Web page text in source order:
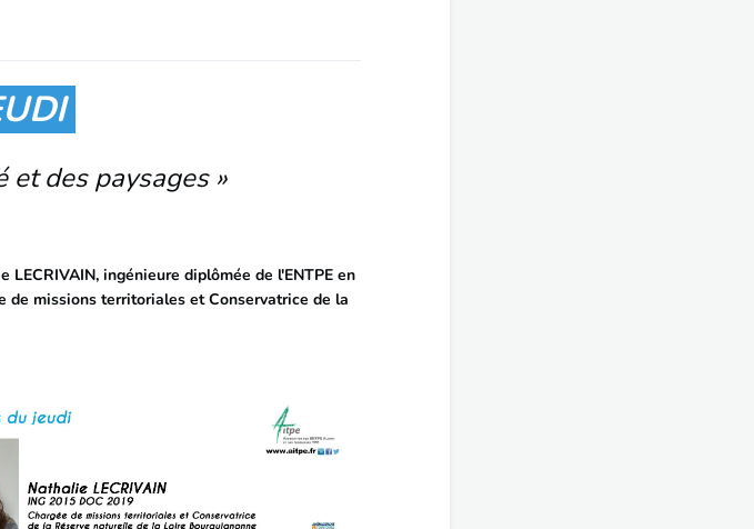
et des paysages »
ingénieure diplômée de l'ENTPE en
de missions territoriales et Conservatrice de la